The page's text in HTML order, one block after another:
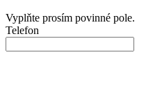
Vyplňte prosím povinné pole.
Telefon